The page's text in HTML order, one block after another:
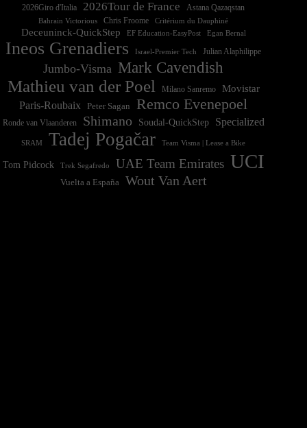
2026Giro d'Italia 2026Tour de France Astana Qazaqstan
Bahrain Victorious Chris Froome Critérium du Dauphiné
Deceuninck-QuickStep EF Education-EasyPost Egan Bernal
Ineos Grenadiers Israel-Premier Tech Julian Alaphilippe
Jumbo-Visma Mark Cavendish
Mathieu van der Poel Milano Sanremo
Movistar
Paris-Roubaix
Peter Sagan Remco Evenepoel
Ronde van Vlaanderen Shimano Soudal-QuickStep Specialized
SRAM Tadej Pogačar Team Visma | Lease a Bike
Tom Pidcock Trek Segafredo UAE Team Emirates UCI
Vuelta a España Wout Van Aert